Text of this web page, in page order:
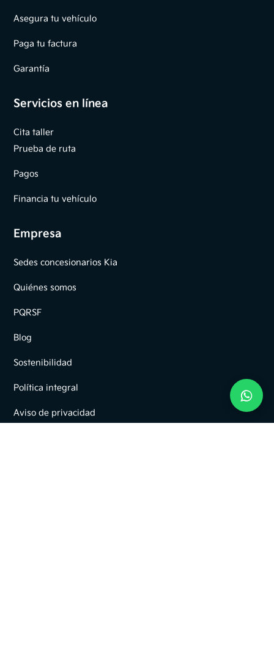
Asegura tu vehículo
Paga tu factura
Garantía
Servicios en línea
Cita taller
Prueba de ruta
Pagos
Financia tu vehículo
Empresa
Sedes concesionarios Kia
Quiénes somos
PQRSF
Blog
Sostenibilidad
Política integral
Aviso de privacidad